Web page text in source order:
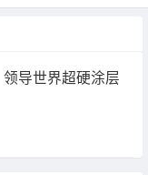
领导世界超硬涂层